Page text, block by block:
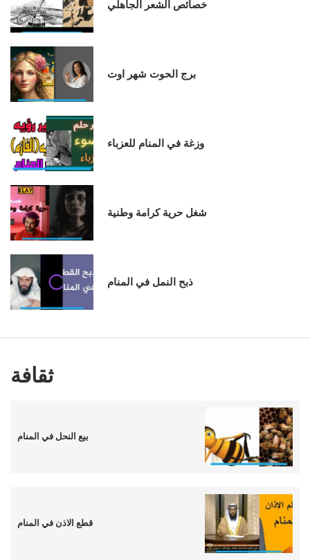
خصائص الشعر الجاهلي
برج الحوت شهر اوت
وزغة في المنام للعزباء
شغل حرية كرامة وطنية
ذبح النمل في المنام
ثقافة
بيع النحل في المنام
قطع الاذن في المنام